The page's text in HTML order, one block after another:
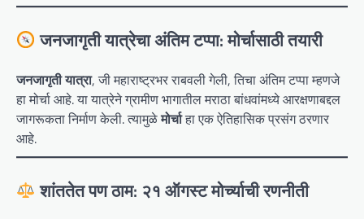
जनजागृती यात्रेचा अंतिम टप्पा:मोर्चासाठी तयारी
जनजागृती यात्रा, जी महाराष्ट्रभर राबवली गेली, तिचा अंतिम टप्पा म्हणजे
हा मोर्चा आहे. या यात्रेने ग्रामीण भागातील मराठा बांधवांमध्ये आरक्षणाबद्दल
जागरूकता निर्माण केली. त्यामुळेमोर्चाहा एक ऐतिहासिक प्रसंग ठरणार
आहे.
शांततेत पण ठाम: २१ ऑगस्ट मोर्च्याची रणनीती